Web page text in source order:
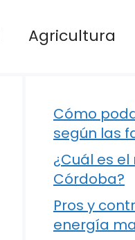
Agricultura
Cómo
según las
¿Cuál es
Córdoba?
Pros y
energía